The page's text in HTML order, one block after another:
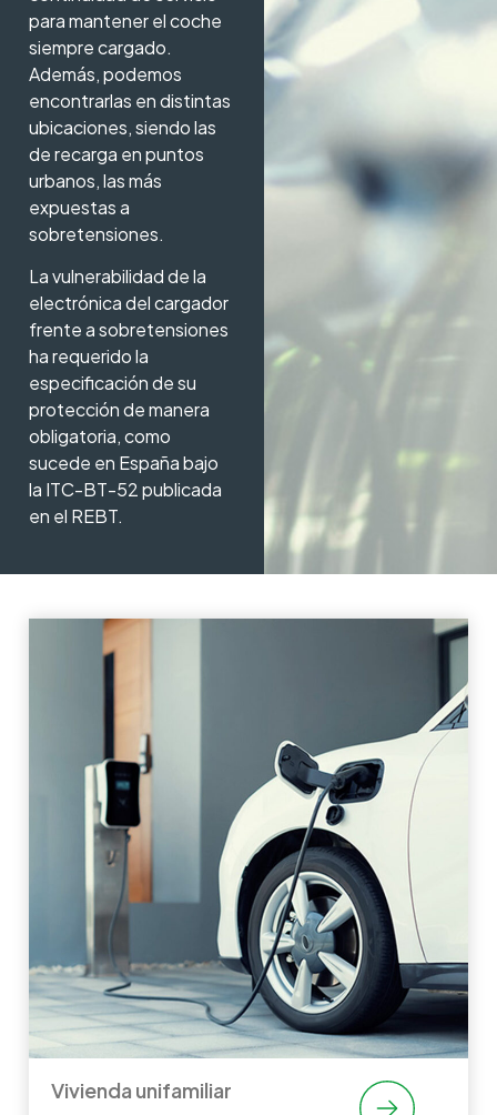
para mantener el coche
siempre cargado.
Además, podemos
encontrarlas en distintas
ubicaciones, siendo las
de recarga en puntos
urbanos, las más
expuestas a
sobretensiones.
La vulnerabilidad de la
electrónica del cargador
frente a sobretensiones
ha requerido la
especificación de su
protección de manera
obligatoria, como
sucede en España bajo
la ITC-BT-52 publicada
en el REBT.
Vivienda unifamiliar